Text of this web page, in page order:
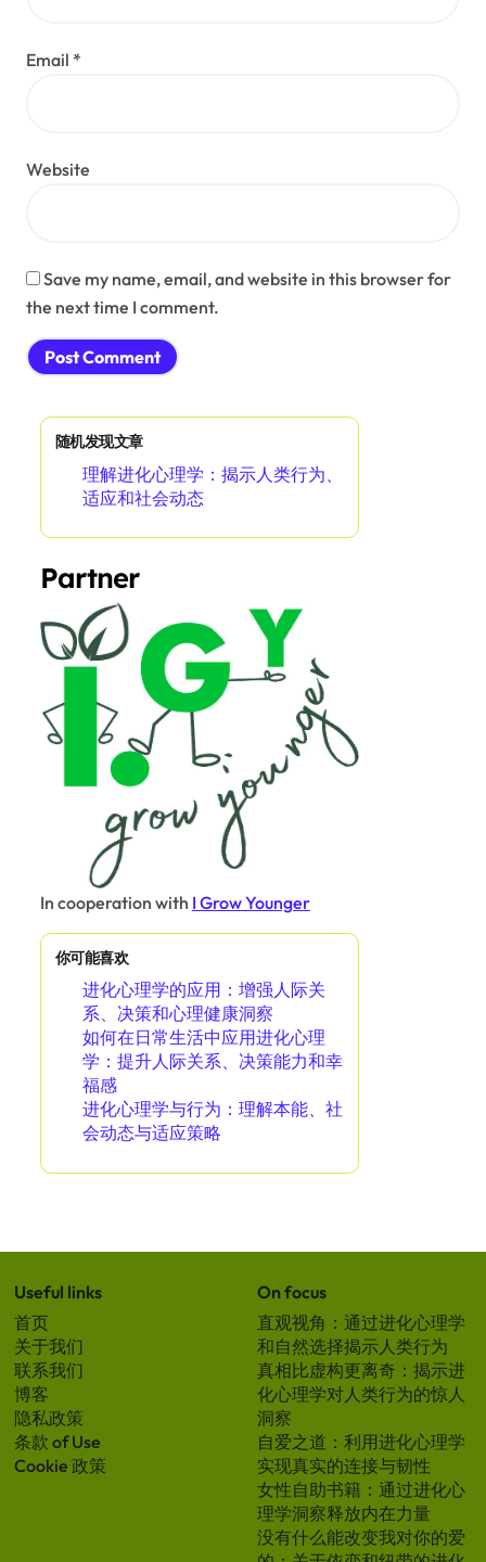
Email *
Website
Save my name, email, and website in this browser for
the next time I comment.
随机发现文章
理解进化心理学：揭示人类行为、
适应和社会动态
Partner
In cooperation with I Grow Younger
你可能喜欢
进化心理学的应用：增强人际关
系、决策和心理健康洞察
如何在日常生活中应用进化心理
学：提升人际关系、决策能力和幸
福感
进化心理学与行为：理解本能、社
会动态与适应策略
Useful links
首页
关于我们
联系我们
博客
隐私政策
条款 of Use
Cookie 政策
On focus
直观视角：通过进化心理学
和自然选择揭示人类行为
真相比虚构更离奇：揭示进
化心理学对人类行为的惊人
洞察
自爱之道：利用进化心理学
实现真实的连接与韧性
女性自助书籍：通过进化心
理学洞察释放内在力量
没有什么能改变我对你的爱